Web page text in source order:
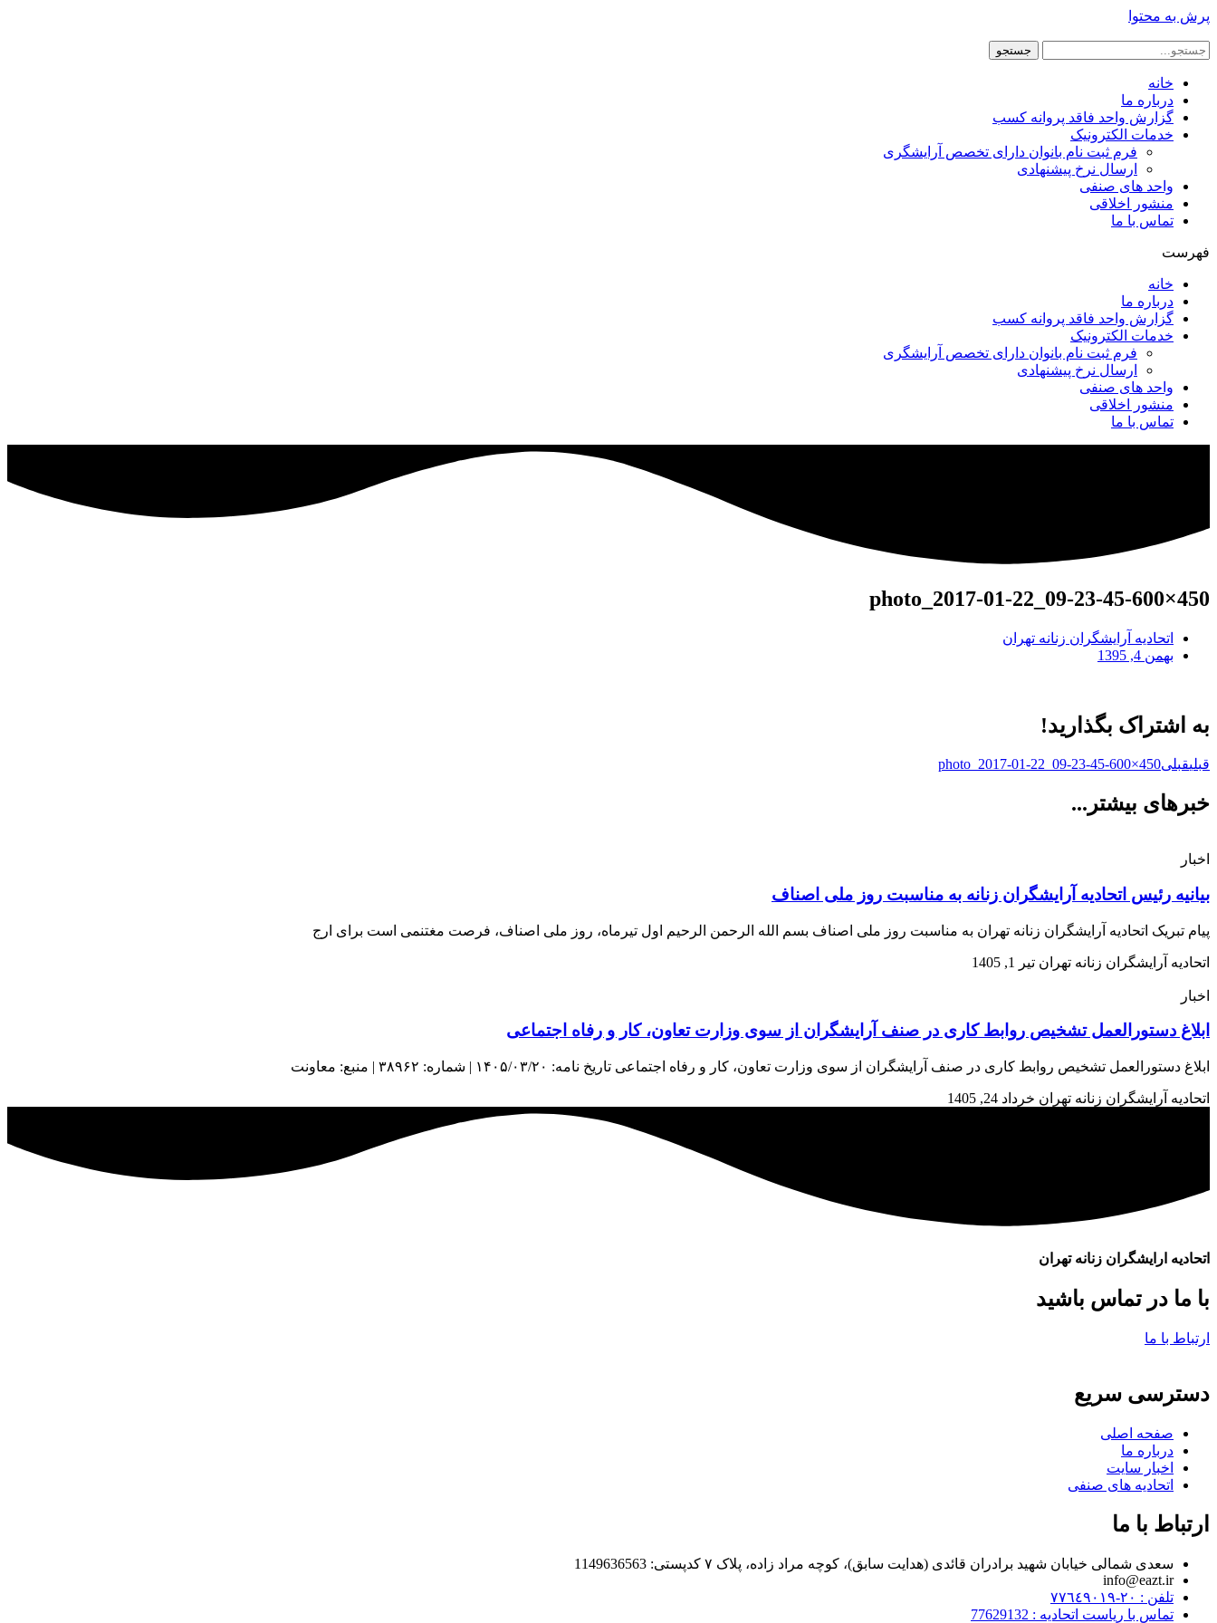
پرش به محتوا
جستجو
خانه
درباره ما
گزارش واحد فاقد پروانه کسب
خدمات الکترونیک
فرم ثبت نام بانوان دارای تخصص آرایشگری
ارسال نرخ پیشنهادی
واحد های صنفی
منشور اخلاقی
تماس با ما
فهرست
خانه
درباره ما
گزارش واحد فاقد پروانه کسب
خدمات الکترونیک
فرم ثبت نام بانوان دارای تخصص آرایشگری
ارسال نرخ پیشنهادی
واحد های صنفی
منشور اخلاقی
تماس با ما
photo_2017-01-22_09-23-45-600×450
اتحادیه آرایشگران زنانه تهران
بهمن 4, 1395
به اشتراک بگذارید!
قبلیقبلیphoto_2017-01-22_09-23-45-600×450
خبرهای بیشتر...
اخبار
بیانیه رئیس اتحادیه آرایشگران زنانه به مناسبت روز ملی اصناف
پیام تبریک اتحادیه آرایشگران زنانه تهران به مناسبت روز ملی اصناف بسم الله الرحمن الرحیم اول تیرماه، روز ملی اصناف، فرصت مغتنمی است برای ارج
اتحادیه آرایشگران زنانه تهران تیر 1, 1405
اخبار
ابلاغ دستورالعمل تشخیص روابط کاری در صنف آرایشگران از سوی وزارت تعاون، کار و رفاه اجتماعی
ابلاغ دستورالعمل تشخیص روابط کاری در صنف آرایشگران از سوی وزارت تعاون، کار و رفاه اجتماعی تاریخ نامه: ۱۴۰۵/۰۳/۲۰ | شماره: ۳۸۹۶۲ | منبع: معاونت
اتحادیه آرایشگران زنانه تهران خرداد 24, 1405
اتحادیه ارایشگران زنانه تهران
با ما در تماس باشید
ارتباط با ما
دسترسی سریع
صفحه اصلی
درباره ما
اخبار سایت
اتحادیه های صنفی
ارتباط با ما
سعدی شمالی خیابان شهید برادران قائدی (هدایت سابق)، کوچه مراد زاده، پلاک ۷ کدپستی: 1149636563
info@eazt.ir
تلفن : ٢٠-٧٧٦٤٩٠١٩
تماس با ریاست اتحادیه : 77629132